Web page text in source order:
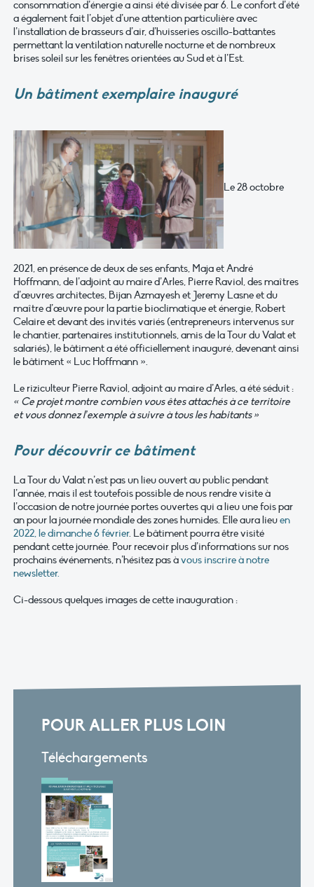
consommation d’énergie a ainsi été divisée par 6. Le confort d’été
a également fait l’objet d’une attention particulière avec
l’installation de brasseurs d’air, d’huisseries oscillo-battantes
permettant la ventilation naturelle nocturne et de nombreux
brises soleil sur les fenêtres orientées au Sud et à l’Est.
Un bâtiment exemplaire inauguré
Le 28 octobre
2021, en présence de deux de ses enfants, Maja et André
Hoffmann, de l’adjoint au maire d’Arles, Pierre Raviol, des maîtres
d’œuvres architectes, Bijan Azmayesh et Jeremy Lasne et du
maître d’œuvre pour la partie bioclimatique et énergie, Robert
Celaire et devant des invités variés (entrepreneurs intervenus sur
le chantier, partenaires institutionnels, amis de la Tour du Valat et
salariés), le bâtiment a été officiellement inauguré, devenant ainsi
le bâtiment « Luc Hoffmann ».
Le riziculteur Pierre Raviol, adjoint au maire d’Arles, a été séduit :
« Ce projet montre combien vous êtes attachés à ce territoire
et vous donnez l’exemple à suivre à tous les habitants »
Pour découvrir ce bâtiment
La Tour du Valat n’est pas un lieu ouvert au public pendant
l’année, mais il est toutefois possible de nous rendre visite à
l’occasion de notre journée portes ouvertes qui a lieu une fois par
an pour la journée mondiale des zones humides. Elle aura lieuen
2022, le dimanche 6 février. Le bâtiment pourra être visité
pendant cette journée. Pour recevoir plus d’informations sur nos
prochains événements, n’hésitez pas àvous inscrire à notre
newsletter.
Ci-dessous quelques images de cette inauguration :
POUR ALLER PLUS LOIN
Téléchargements